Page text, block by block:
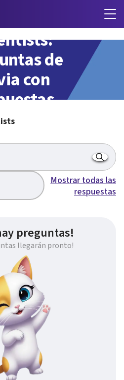
de
con
Mostrar todas las
respuestas
preguntas!
llegarán pronto!